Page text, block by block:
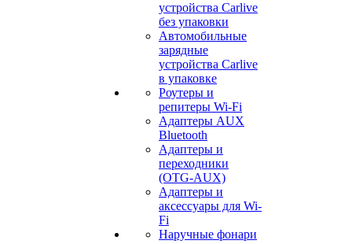
устройства Carlive
без упаковки
Автомобильные
зарядные
устройства Carlive
в упаковке
Роутеры и
репитеры Wi-Fi
Адаптеры AUX
Bluetooth
Адаптеры и
переходники
(OTG-AUX)
Адаптеры и
аксессуары для Wi-
Fi
Наручные фонари